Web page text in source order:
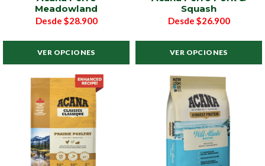
Meadowland
Desde $28.900
VER OPCIONES
Squash
Desde $26.900
VER OPCIONES